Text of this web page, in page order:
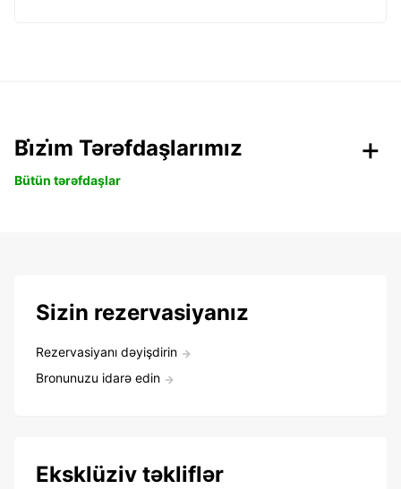
Bi̇zi̇m Tərəfdaşlarımız
Bütün tərəfdaşlar
Sizin rezervasiyanız
Rezervasiyanı dəyişdirin
Bronunuzu idarə edin
Eksklüziv təkliflər